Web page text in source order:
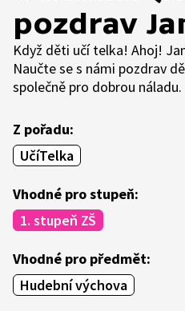
pozdrav
Když děti učí telka! Ahoj!
Naučte se s námi pozdrav
společně pro dobrou náladu.
Z pořadu:
UčíTelka
Vhodné pro stupeň:
1. stupeň ZŠ
Vhodné pro předmět:
Hudební výchova